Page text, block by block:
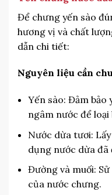
Để chưng yến sào
hương vị và chất
dẫn chi tiết:
Nguyên liệu cần
Yến sào: Đảm bảo
ngâm nước để loại
Nước dừa tươi:
dụng nước dừa
Đường và muối:
của nước chưng.